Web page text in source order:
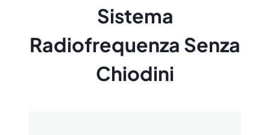
Sistema
Radiofrequenza Senza
Chiodini